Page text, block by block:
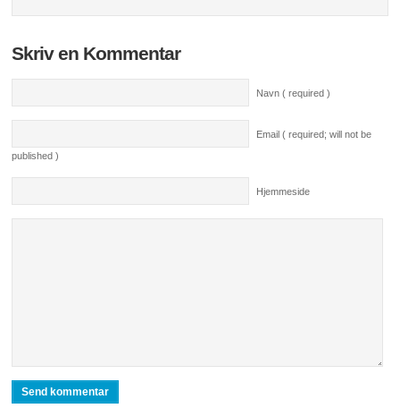
Skriv en Kommentar
Navn ( required )
Email ( required; will not be
published )
Hjemmeside